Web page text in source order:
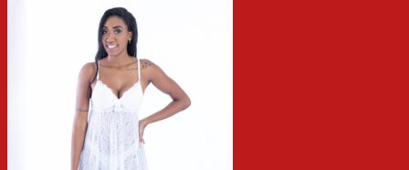
escolhidas